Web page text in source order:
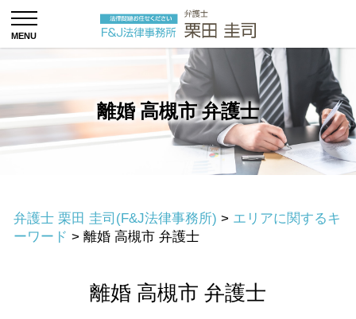
離婚 高槻市 弁護士
弁護士 栗田 圭司(F&J法律事務所) > エリアに関するキ
ーワード > 離婚 高槻市 弁護士
離婚 高槻市 弁護士